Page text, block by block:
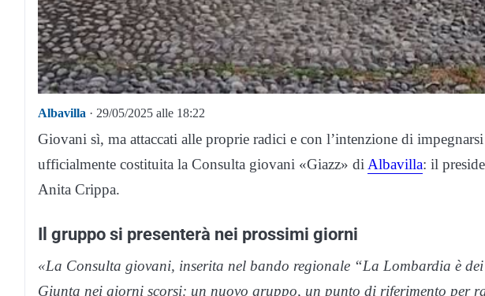
Albavilla · 29/05/2025 alle 18:22
Giovani sì, ma attaccati alle proprie radici e con l’intenzione di
ufficialmente costituita la Consulta giovani «Giazz» diAlbavilla: il
Anita Crippa.
Il gruppo si presenterà nei prossimi giorni
«La Consulta giovani, inserita nel bando regionale “La Lombardia è
Giunta nei giorni scorsi: un nuovo gruppo, un punto di riferimento per